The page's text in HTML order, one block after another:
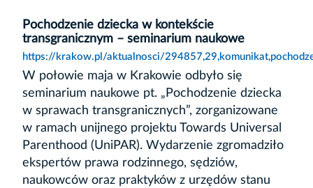
Pochodzenie dziecka w kontekście
transgranicznym – seminarium naukowe
https://krakow.pl/aktualnosci/
W połowie maja w Krakowie odbyło się
seminarium naukowe pt. „Pochodzenie dziecka
w sprawach transgranicznych”, zorganizowane
w ramach unijnego projektu Towards Universal
Parenthood (UniPAR). Wydarzenie zgromadziło
ekspertów prawa rodzinnego, sędziów,
naukowców oraz praktyków z urzędów stanu